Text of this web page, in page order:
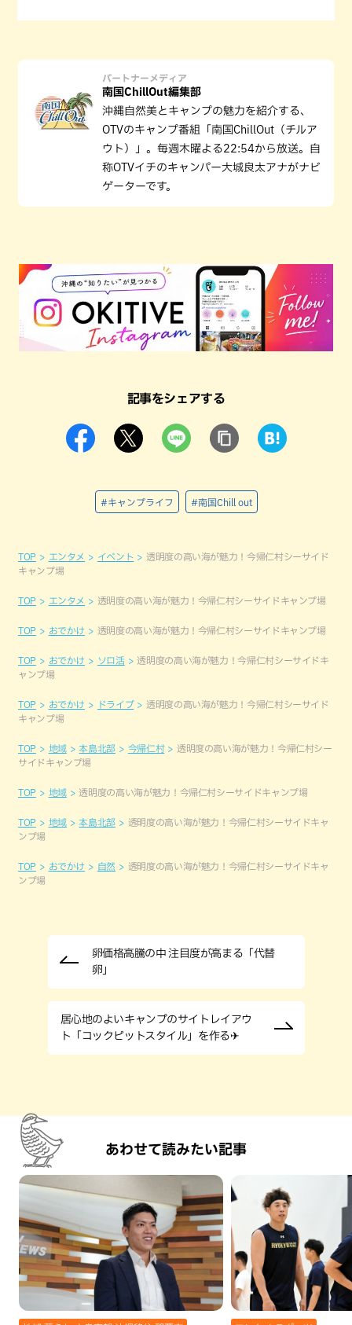
パートナーメディア
南国ChillOut編集部
沖縄自然美とキャンプの魅力を紹介する、
OTVのキャンプ番組「南国ChillOut（チルア
ウト）」。毎週木曜よる22:54から放送。自
称OTVイチのキャンパー大城良太アナがナビ
ゲーターです。
記事をシェアする
#キャンプライフ #南国Chill out
TOP エンタメ イベント
透明度の高い海が魅力！今帰仁村シーサイド
キャンプ場
TOP エンタメ 透明度の高い海が魅力！今帰仁村シーサイドキャンプ場
TOP おでかけ 透明度の高い海が魅力！今帰仁村シーサイドキャンプ場
TOP おでかけ ソロ活
透明度の高い海が魅力！今帰仁村シーサイドキ
ャンプ場
TOP おでかけ ドライブ
透明度の高い海が魅力！今帰仁村シーサイド
キャンプ場
TOP 地域 本島北部 今帰仁村
透明度の高い海が魅力！今帰仁村シー
サイドキャンプ場
TOP 地域 透明度の高い海が魅力！今帰仁村シーサイドキャンプ場
TOP 地域 本島北部
透明度の高い海が魅力！今帰仁村シーサイドキャ
ンプ場
TOP おでかけ 自然
透明度の高い海が魅力！今帰仁村シーサイドキャ
ンプ場
卵価格高騰の中 注目度が高まる「代替
卵」
居心地のよいキャンプのサイトレイアウ
ト「コックピットスタイル」を作る✈
あわせて読みたい記事